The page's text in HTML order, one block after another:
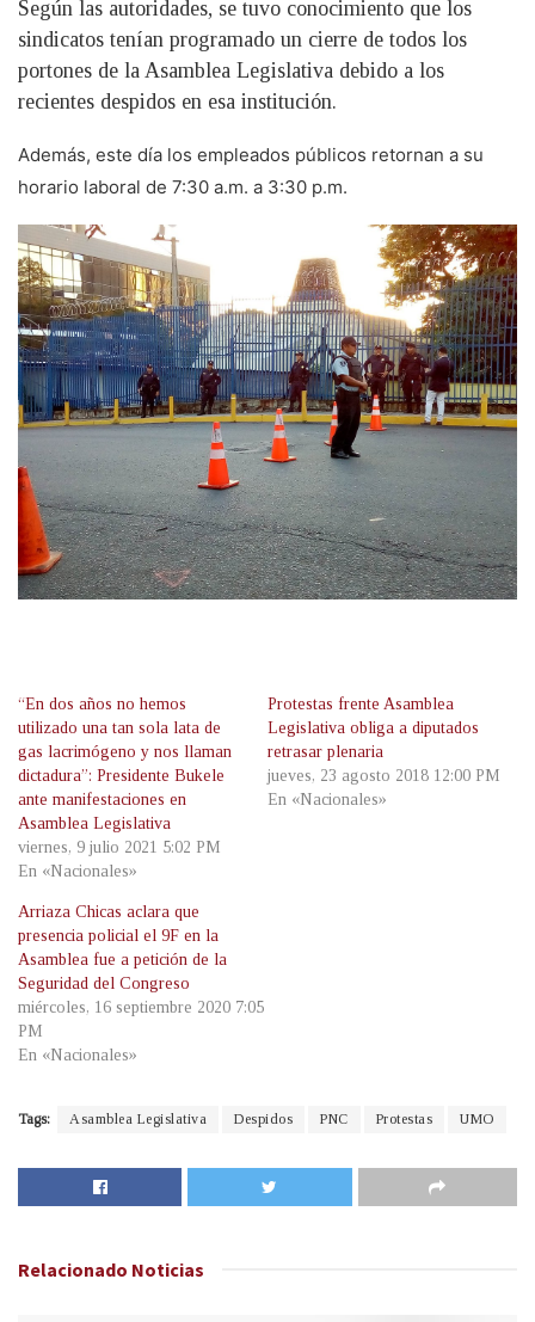
Según las autoridades, se tuvo conocimiento que los
sindicatos tenían programado un cierre de todos los
portones de la Asamblea Legislativa debido a los
recientes despidos en esa institución.
Además, este día los empleados públicos retornan a su
horario laboral de 7:30 a.m. a 3:30 p.m.
“En dos años no hemos
utilizado una tan sola lata de
gas lacrimógeno y nos llaman
dictadura”: Presidente Bukele
ante manifestaciones en
Asamblea Legislativa
viernes, 9 julio 2021 5:02 PM
En «Nacionales»
Protestas frente Asamblea
Legislativa obliga a diputados
retrasar plenaria
jueves, 23 agosto 2018 12:00 PM
En «Nacionales»
Arriaza Chicas aclara que
presencia policial el 9F en la
Asamblea fue a petición de la
Seguridad del Congreso
miércoles, 16 septiembre 2020 7:05
PM
En «Nacionales»
Tags: Asamblea Legislativa Despidos PNC Protestas UMO
Relacionado Noticias